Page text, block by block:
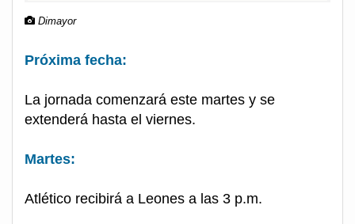
Dimayor
Próxima fecha:
La jornada comenzará este martes y se
extenderá hasta el viernes.
Martes:
Atlético recibirá a Leones a las 3 p.m.